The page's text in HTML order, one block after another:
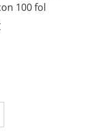
100 fol
page 1
seuraavalle